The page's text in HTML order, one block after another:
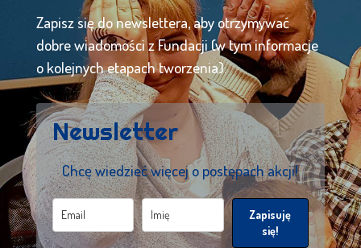
Zapisz się do newslettera, aby otrzymywać
dobre wiadomości z Fundacji (w tym informacje
o kolejnych etapach tworzenia).
Newsletter
Chcę wiedzieć więcej o postępach akcji!
Zapisuję
się!